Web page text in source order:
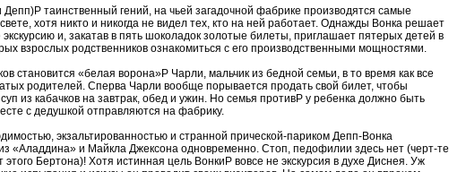
таинственный гений, на чьей загадочной фабрике производятся самые
хотя никто и никогда не видел тех, кто на ней работает. Однажды Вонка решает
и, закатав в пять шоколадок золотые билеты, приглашает пятерых детей в
взрослых родственников ознакомиться с его производственными мощностями.
становится «белая ворона»P Чарли, мальчик из бедной семьи, в то время как все
родителей. Сперва Чарли вообще порывается продать свой билет, чтобы
из кабачков на завтрак, обед и ужин. Но семья противP у ребенка должно быть
с дедушкой отправляются на фабрику.
экзальтированностью и странной прической-париком Депп-Вонка
«Аладдина» и Майкла Джексона одновременно. Стоп, педофилии здесь нет (черт-те
Бертона)! Хотя истинная цель ВонкиP вовсе не экскурсия в духе Диснея. Уж